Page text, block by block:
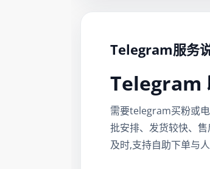
Telegram服务
Telegram
需要telegram买粉或
批安排、发货较快、
及时,支持自助下单与